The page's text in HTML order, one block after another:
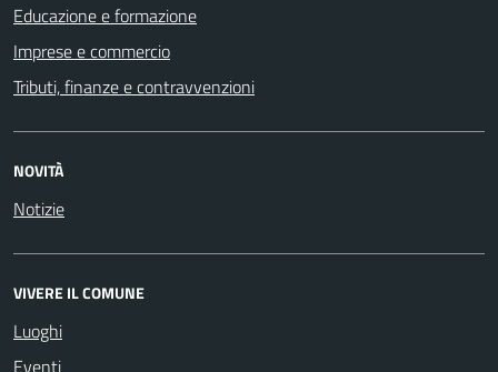
Educazione e formazione
Imprese e commercio
Tributi, finanze e contravvenzioni
NOVITÀ
Notizie
VIVERE IL COMUNE
Luoghi
Eventi